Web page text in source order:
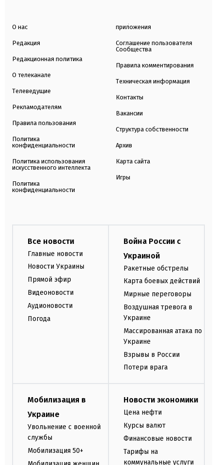
О нас
Редакция
Редакционная политика
О телеканале
Телеведущие
Рекламодателям
Правила пользования
Политика
конфиденциальности
Политика использования
искусственного интеллекта
Политика
конфиденциальности
приложения
Соглашение пользователя
Сообщества
Правила комментирования
Техническая информация
Контакты
Вакансии
Структура собственности
Архив
Карта сайта
Игры
Все новости
Главные новости
Новости Украины
Прямой эфир
Видеоновости
Аудионовости
Погода
Война России с
Украиной
Ракетные обстрелы
Карта боевых действий
Мирные переговоры
Воздушная тревога в
Украине
Массированная атака по
Украине
Взрывы в России
Потери врага
Мобилизация в
Украине
Увольнение с военной
службы
Мобилизация 50+
Новости экономики
Цена нефти
Курсы валют
Финансовые новости
Тарифы на
коммунальные услуги